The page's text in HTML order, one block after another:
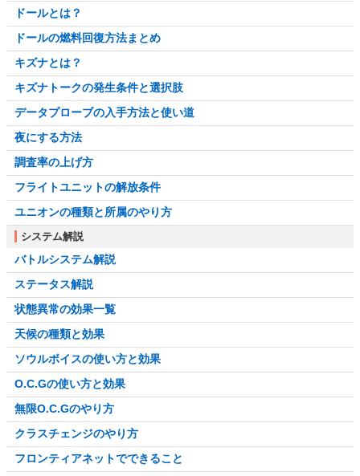
ドールとは？
ドールの燃料回復方法まとめ
キズナとは？
キズナトークの発生条件と選択肢
データプローブの入手方法と使い道
夜にする方法
調査率の上げ方
フライトユニットの解放条件
ユニオンの種類と所属のやり方
システム解説
バトルシステム解説
ステータス解説
状態異常の効果一覧
天候の種類と効果
ソウルボイスの使い方と効果
O.C.Gの使い方と効果
無限O.C.Gのやり方
クラスチェンジのやり方
フロンティアネットでできること